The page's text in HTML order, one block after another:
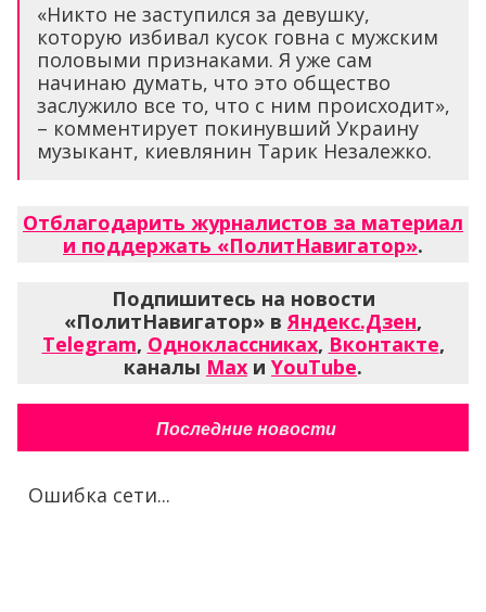
«Никто не заступился за девушку,
которую избивал кусок говна с мужским
половыми признаками. Я уже сам
начинаю думать, что это общество
заслужило все то, что с ним происходит»,
– комментирует покинувший Украину
музыкант, киевлянин Тарик Незалежко.
Отблагодарить журналистов за материал
и поддержать «ПолитНавигатор».
Подпишитесь на новости
«ПолитНавигатор» вЯндекс.Дзен,
Telegram, Одноклассниках, Вконтакте,
каналы Max и YouTube.
Последние новости
Ошибка сети...